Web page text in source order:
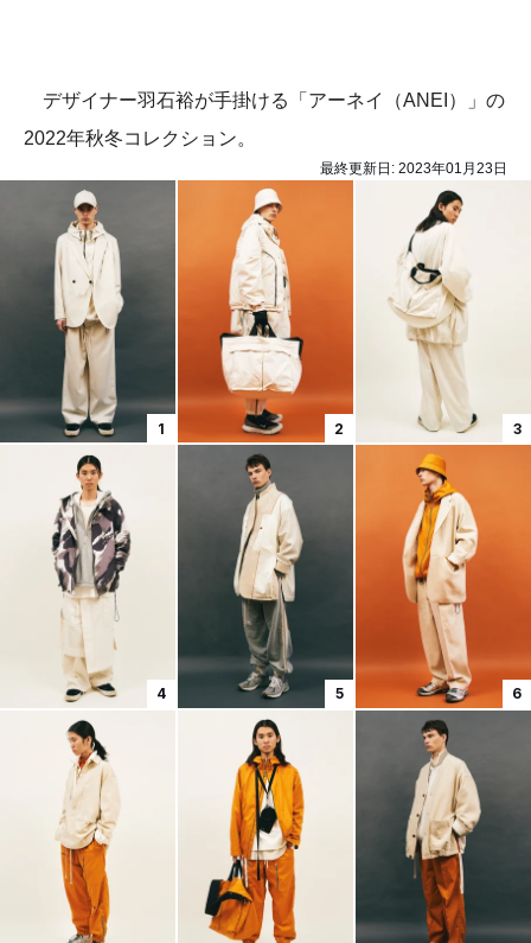
デザイナー羽石裕が手掛ける「アーネイ（ANEI）」の
2022年秋冬コレクション。
最終更新日: 2023年01月23日
1 2 3
4 5 6